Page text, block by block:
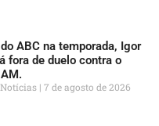
ABC na temporada, Igor
fora de duelo contra o
7 de agosto de 2026